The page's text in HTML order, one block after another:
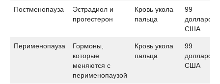
Постменопауза
Эстрадиол и
прогестерон
Кровь укола
пальца
99
долларов
США
Перименопауза
Гормоны,
которые
меняются с
перименопаузой
Кровь укола
пальца
99
долларов
США